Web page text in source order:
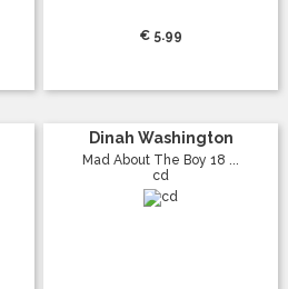
€ 5.99
Dinah Washington
Mad About The Boy 18 ...
cd